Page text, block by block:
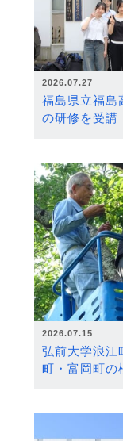
2026.07.27
福島県立福島
の研修を受講
2026.07.15
弘前大学浪
町・富岡町の